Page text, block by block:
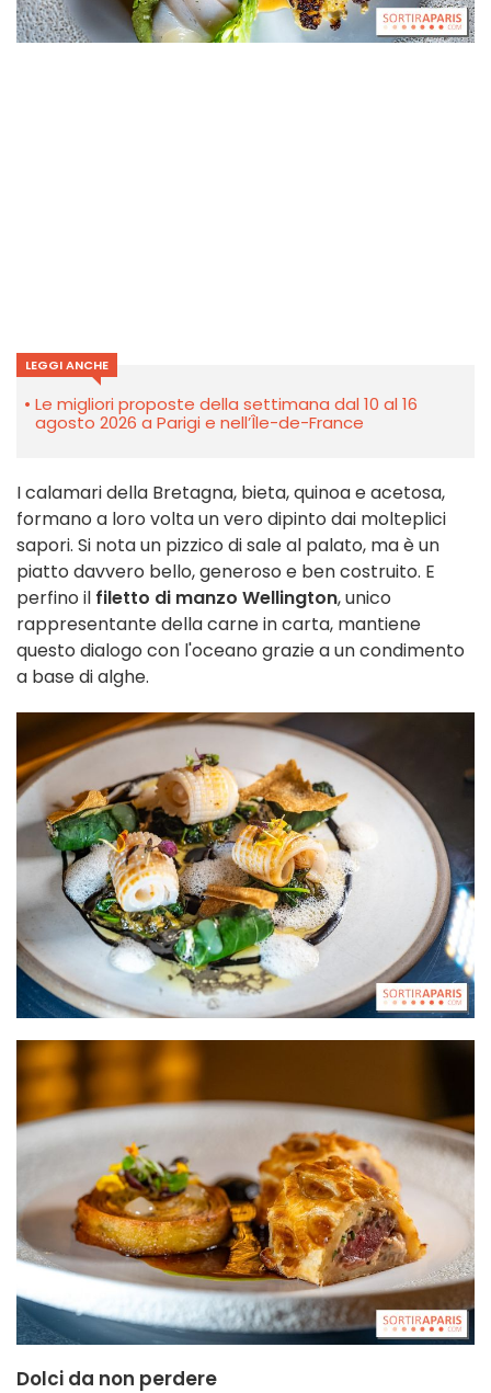
LEGGI ANCHE
Le migliori proposte della settimana dal 10 al 16
agosto 2026 a Parigi e nell’Île-de-France
I calamari della Bretagna, bieta, quinoa e acetosa,
formano a loro volta un vero dipinto dai molteplici
sapori. Si nota un pizzico di sale al palato, ma è un
piatto davvero bello, generoso e ben costruito. E
perfino il filetto di manzo Wellington, unico
rappresentante della carne in carta, mantiene
questo dialogo con l'oceano grazie a un condimento
a base di alghe.
Dolci da non perdere